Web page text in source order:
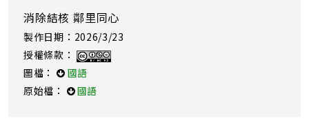
消除結核 鄰里同心
製作日期：2026/3/23
授權條款：
圖檔：
國語
原始檔：
國語